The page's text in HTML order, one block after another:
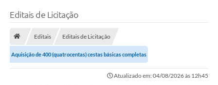
Editais de Licitação
Editais Editais de Licitação
Aquisição de 400 (quatrocentas) cestas básicas completas
Atualizado em: 04/08/2026 às 12h45